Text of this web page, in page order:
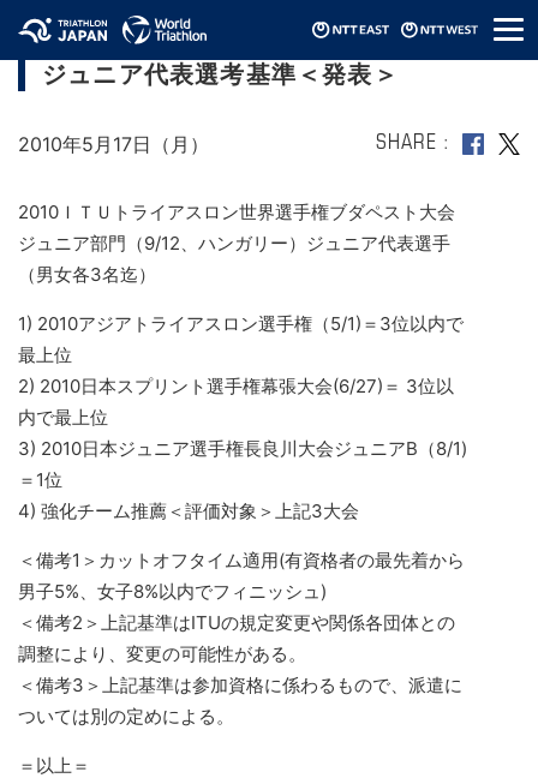
メ
ニ
2010ITU世界選手権グランドファイナル・
ジュニア代表選考基準＜発表＞
2010年5月17日（月） SHARE
2010ＩＴＵトライアスロン世界選手権ブダペスト大会
ジュニア部門（9/12、ハンガリー）ジュニア代表選手
（男女各3名迄）
1) 2010アジアトライアスロン選手権（5/1)＝3位以内で
最上位
2) 2010日本スプリント選手権幕張大会(6/27)＝ 3位以
内で最上位
3) 2010日本ジュニア選手権長良川大会ジュニアB（8/1)
＝1位
4) 強化チーム推薦＜評価対象＞上記3大会
＜備考1＞カットオフタイム適用(有資格者の最先着から
男子5%、女子8%以内でフィニッシュ)
＜備考2＞上記基準はITUの規定変更や関係各団体との
調整により、変更の可能性がある。
＜備考3＞上記基準は参加資格に係わるもので、派遣に
ついては別の定めによる。
＝以上＝